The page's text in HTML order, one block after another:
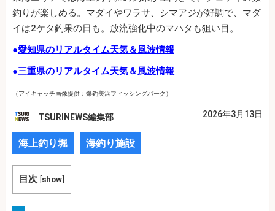
釣りが楽しめる。マダイやワラサ、シマアジが好調で、マダ
イは2ケタ釣果の日も。放流強化中のマハタも狙い目。
●愛知県のリアルタイム天気＆風波情報
●三重県のリアルタイム天気＆風波情報
（アイキャッチ画像提供： 爆釣美浜フィッシングパーク ）
TSURINEWS編集部 2026年3月13日
海上釣り堀 海釣り施設
目次 [show]